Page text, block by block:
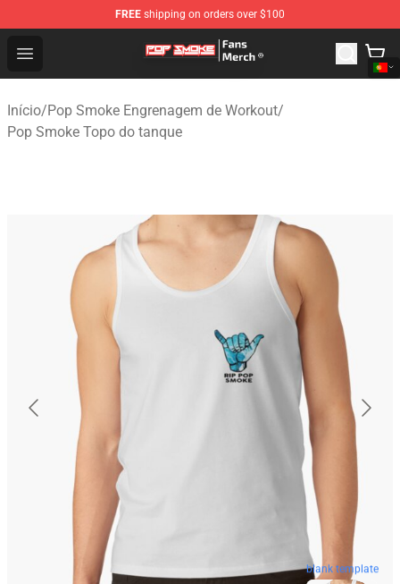
FREE shipping on orders over $100
Open menu
Pop Smoke Store - Official Pop Smoke Merchandise
Início/Pop Smoke Engrenagem de Workout/
Pop Smoke Topo do tanque
blank template